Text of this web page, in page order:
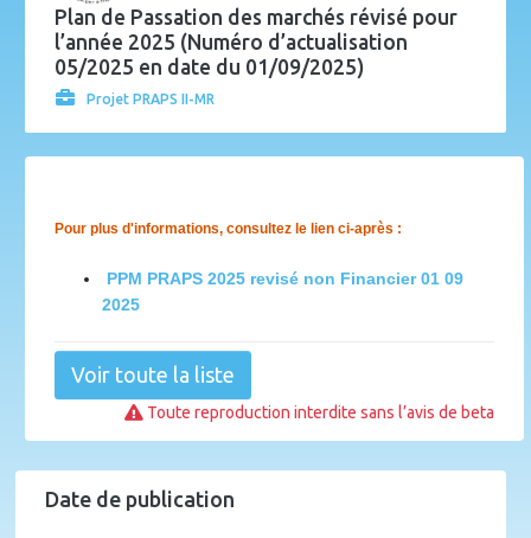
Plan de Passation des marchés révisé pour
l’année 2025 (Numéro d’actualisation
05/2025 en date du 01/09/2025)
Projet PRAPS II-MR
Pour plus d'informations, consultez le lien ci-après :
PPM PRAPS 2025 revisé non Financier 01 09
2025
Voir toute la liste
Toute reproduction interdite sans l’avis de beta
Date de publication